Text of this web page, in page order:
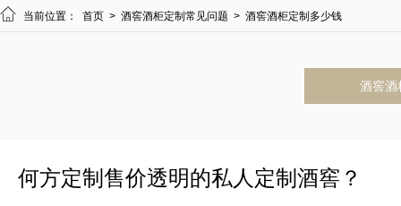
 当前位置： 首页 > 酒窖酒柜定制常见问题 > 酒窖酒柜定制多少钱
酒窖酒
何方定制售价透明的私人定制酒窖？